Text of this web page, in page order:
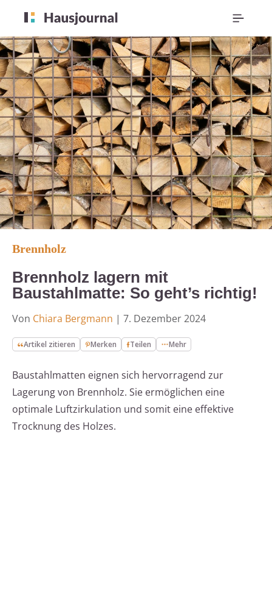
Brennholz
Brennholz lagern mit
Baustahlmatte: So geht’s richtig!
Von Chiara Bergmann | 7. Dezember 2024
Artikel zitieren Merken Teilen Mehr
Baustahlmatten eignen sich hervorragend zur
Lagerung von Brennholz. Sie ermöglichen eine
optimale Luftzirkulation und somit eine effektive
Trocknung des Holzes.